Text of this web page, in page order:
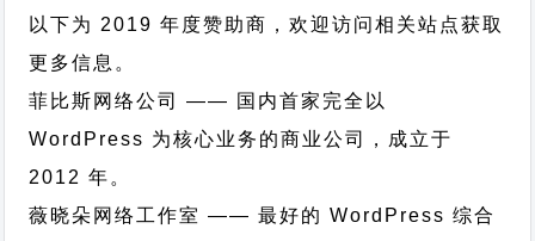
以下为 2019 年度赞助商，欢迎访问相关站点获取
更多信息。
菲比斯网络公司
—— 国内首家完全以
WordPress 为核心业务的商业公司，成立于
2012 年。
薇晓朵网络工作室 —— 最好的 WordPress 综合